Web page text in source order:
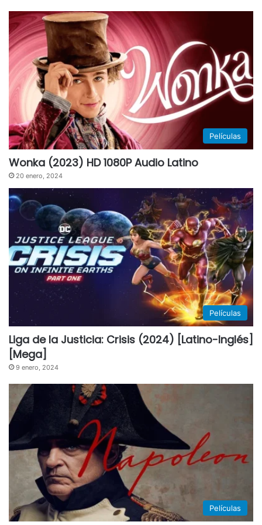
Películas
Wonka (2023) HD 1080P Audio Latino
20 enero, 2024
Películas
Liga de la Justicia: Crisis (2024) [Latino-Inglés]
[Mega]
9 enero, 2024
Películas